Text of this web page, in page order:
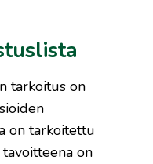
tarkoitus on
on tarkoitettu
on